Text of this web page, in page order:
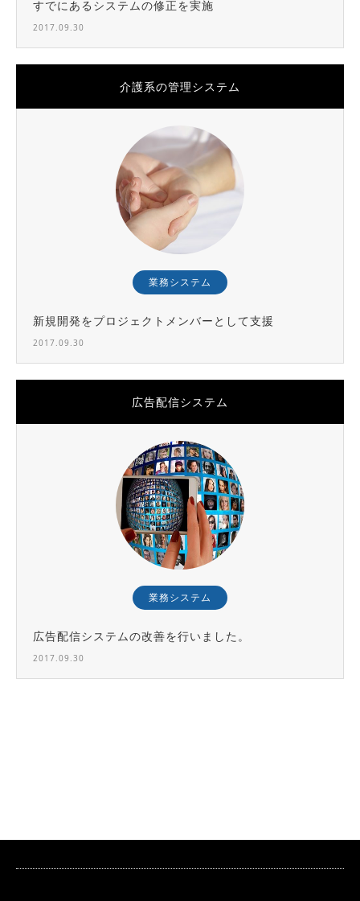
すでにあるシステムの修正を実施
2017.09.30
介護系の管理システム
業務システム
新規開発をプロジェクトメンバーとして支援
2017.09.30
広告配信システム
業務システム
広告配信システムの改善を行いました。
2017.09.30